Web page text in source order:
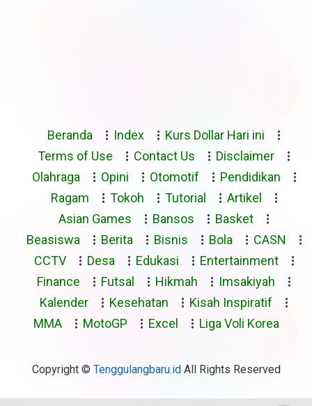
Beranda Index
Kurs Dollar Hari ini
Terms of Use
Contact Us
Disclaimer
Olahraga
Opini Otomotif
Pendidikan
Ragam
Tokoh Tutorial
Artikel
Asian Games
Bansos
Basket
Beasiswa
Berita Bisnis Bola
CASN
CCTV
Desa Edukasi
Entertainment
Finance
Futsal Hikmah
Imsakiyah
Kalender
Kesehatan
Kisah Inspiratif
MMA
MotoGP Excel Liga Voli Korea
Copyright © Tenggulangbaru.idAll Rights Reserved